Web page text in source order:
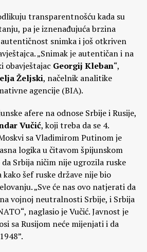
transparentnošću kada su
pa je iznenađujuća brzina
snimka i još otkriven
„Snimak je autentičan i na
obavještajac Georgij Kleban“,
Željski, načelnik analitike
agencije (BIA).
afere na odnose Srbije i Rusije,
Vučić, koji treba da se 4.
sa Vladimirom Putinom je
logika u čitavom špijunskom
da Srbija ničim nije ugrozila ruske
kako šef ruske države nije bio
„Sve će nas ovo natjerati da
vojnoj neutralnosti Srbije, i Srbija
naglasio je Vučić. Javnost je
sa Rusijom neće mijenjati i da